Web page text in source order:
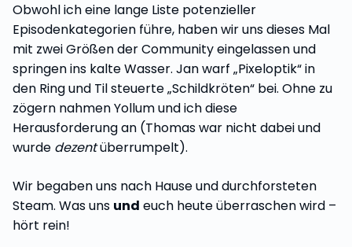
Obwohl ich eine lange Liste potenzieller
Episodenkategorien führe, haben wir uns dieses Mal
mit zwei Größen der Community eingelassen und
springen ins kalte Wasser. Jan warf „Pixeloptik“ in
den Ring und Til steuerte „Schildkröten“ bei. Ohne zu
zögern nahmen Yollum und ich diese
Herausforderung an (Thomas war nicht dabei und
wurde dezentüberrumpelt).
Wir begaben uns nach Hause und durchforsteten
Steam. Was uns und euch heute überraschen wird –
hört rein!